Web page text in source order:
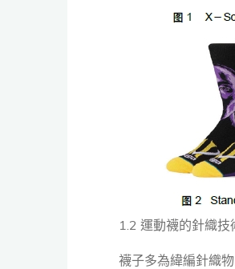
1.2 運動襪的針織技
襪子多為緯編針織